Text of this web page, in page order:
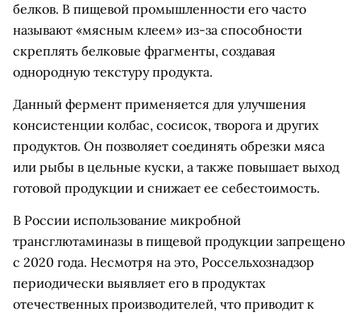
белков. В пищевой промышленности его часто
называют «мясным клеем» из-за способности
скреплять белковые фрагменты, создавая
однородную текстуру продукта.
Данный фермент применяется для улучшения
консистенции колбас, сосисок, творога и других
продуктов. Он позволяет соединять обрезки мяса
или рыбы в цельные куски, а также повышает выход
готовой продукции и снижает ее себестоимость.
В России использование микробной
трансглютаминазы в пищевой продукции запрещено
с 2020 года. Несмотря на это, Россельхознадзор
периодически выявляет его в продуктах
отечественных производителей, что приводит к